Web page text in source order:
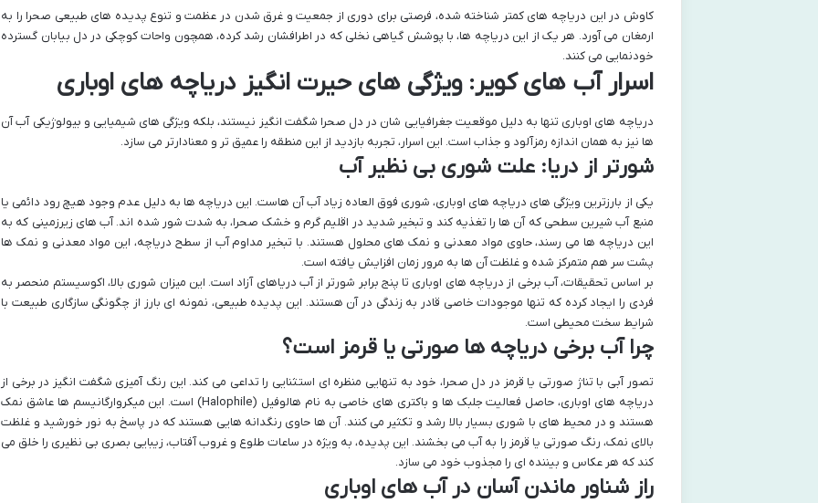
کاوش در این دریاچه های کمتر شناخته شده، فرصتی برای دوری از جمعیت و غرق شدن در عظمت و تنوع پدیده های طبیعی صحرا را به
ارمغان می آورد. هر یک از این دریاچه ها، با پوشش گیاهی نخلی که در اطرافشان رشد کرده، همچون واحات کوچکی در دل بیابان گسترده
خودنمایی می کنند.
اسرار آب های کویر: ویژگی های حیرت انگیز دریاچه های اوباری
دریاچه های اوباری تنها به دلیل موقعیت جغرافیایی شان در دل صحرا شگفت انگیز نیستند، بلکه ویژگی های شیمیایی و بیولوژیکی آب آن
ها نیز به همان اندازه رمزآلود و جذاب است. این اسرار، تجربه بازدید از این منطقه را عمیق تر و معنادارتر می سازد.
شورتر از دریا: علت شوری بی نظیر آب
یکی از بارزترین ویژگی های دریاچه های اوباری، شوری فوق العاده زیاد آب آن هاست. این دریاچه ها به دلیل عدم وجود هیچ رود دائمی یا
منبع آب شیرین سطحی که آن ها را تغذیه کند و تبخیر شدید در اقلیم گرم و خشک صحرا، به شدت شور شده اند. آب های زیرزمینی که به
این دریاچه ها می رسند، حاوی مواد معدنی و نمک های محلول هستند. با تبخیر مداوم آب از سطح دریاچه، این مواد معدنی و نمک ها
پشت سر هم متمرکز شده و غلظت آن ها به مرور زمان افزایش یافته است.
بر اساس تحقیقات، آب برخی از دریاچه های اوباری تا پنج برابر شورتر از آب دریاهای آزاد است. این میزان شوری بالا، اکوسیستم منحصر به
فردی را ایجاد کرده که تنها موجودات خاصی قادر به زندگی در آن هستند. این پدیده طبیعی، نمونه ای بارز از چگونگی سازگاری طبیعت با
شرایط سخت محیطی است.
چرا آب برخی دریاچه ها صورتی یا قرمز است؟
تصور آبی با تناژ صورتی یا قرمز در دل صحرا، خود به تنهایی منظره ای استثنایی را تداعی می کند. این رنگ آمیزی شگفت انگیز در برخی از
دریاچه های اوباری، حاصل فعالیت جلبک ها و باکتری های خاصی به نام هالوفیل (Halophile) است. این میکروارگانیسم ها عاشق نمک
هستند و در محیط های با شوری بسیار بالا رشد و تکثیر می کنند. آن ها حاوی رنگدانه هایی هستند که در پاسخ به نور خورشید و غلظت
بالای نمک، رنگ صورتی یا قرمز را به آب می بخشند. این پدیده، به ویژه در ساعات طلوع و غروب آفتاب، زیبایی بصری بی نظیری را خلق می
کند که هر عکاس و بیننده ای را مجذوب خود می سازد.
راز شناور ماندن آسان در آب های اوباری